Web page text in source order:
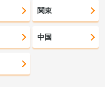
関東
中国